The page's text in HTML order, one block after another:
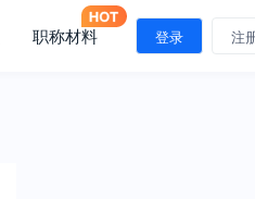
职称材料 登录 注